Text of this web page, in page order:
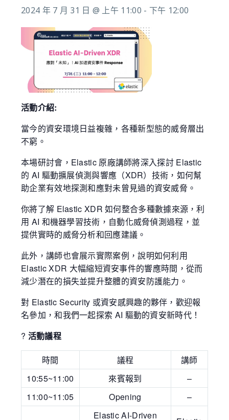
2024 年 7 月 31 日 @ 上午 11:00 - 下午 12:00
活動介紹:
當今的資安環境日益複雜，各種新型態的威脅層出
不窮。
本場研討會，Elastic 原廠講師將深入探討 Elastic
的 AI 驅動擴展偵測與響應（XDR）技術，如何幫
助企業有效地探測和應對未曾見過的資安威脅。
你將了解 Elastic XDR 如何整合多種數據來源，利
用 AI 和機器學習技術，自動化威脅偵測過程，並
提供實時的威脅分析和回應建議。
此外，講師也會展示實際案例，說明如何利用
Elastic XDR 大幅縮短資安事件的響應時間，從而
減少潛在的損失並提升整體的資安防護能力。
對 Elastic Security 或資安感興趣的夥伴，歡迎報
名參加，和我們一起探索 AI 驅動的資安新時代！
? 活動議程
時間 議程
講師
10:55~11:00
來賓報到
–
11:00~11:05
Opening –
Elastic AI-Driven